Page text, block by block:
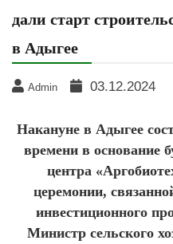
дали старт
в Адыгее
Admin 03.12.2024
Накануне в Адыгее
времени в основание
центра
церемонии,
инвестиционного
Министр сельского